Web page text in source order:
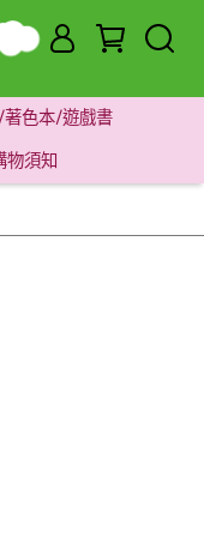
色本/遊戲書
物須知